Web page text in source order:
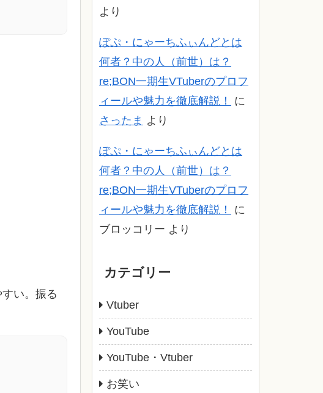
い。振る
より
ぽぷ・にゃーちふぃんどとは
何者？中の人（前世）は？
re;BON一期生VTuberのプロフ
ィールや魅力を徹底解説！
に
さったま より
ぽぷ・にゃーちふぃんどとは
何者？中の人（前世）は？
re;BON一期生VTuberのプロフ
ィールや魅力を徹底解説！
に
ブロッコリー より
カテゴリー
Vtuber
YouTube
YouTube・Vtuber
お笑い